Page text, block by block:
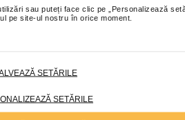
sau puteți face clic pe „Personalizează
pe site-ul nostru în orice moment.
SETĂRILE
SETĂRILE
279,90 Lei